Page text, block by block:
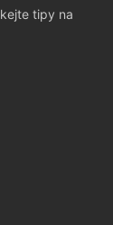
tipy na